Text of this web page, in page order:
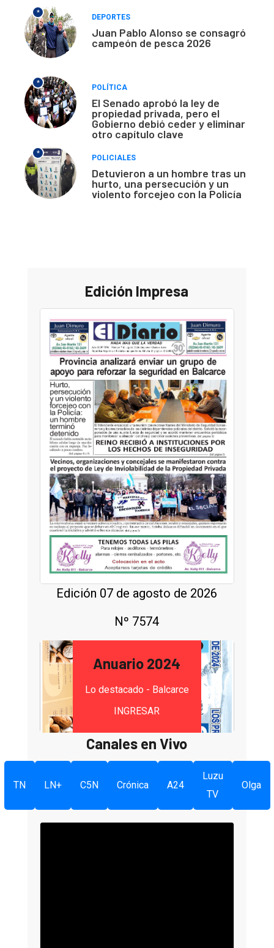
*
DEPORTES
Juan Pablo Alonso se consagró
campeón de pesca 2026
*
POLÍTICA
El Senado aprobó la ley de
propiedad privada, pero el
Gobierno debió ceder y eliminar
otro capítulo clave
*
POLICIALES
Detuvieron a un hombre tras un
hurto, una persecución y un
violento forcejeo con la Policía
Edición Impresa
Edición 07 de agosto de 2026
Nº 7574
Anuario 2024
Lo destacado - Balcarce
INGRESAR
Canales en Vivo
TN LN+ C5N Crónica A24
Luzu
TV
Olga